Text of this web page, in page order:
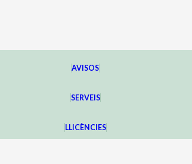
AVISOS
SERVEIS
LLICÈNCIES